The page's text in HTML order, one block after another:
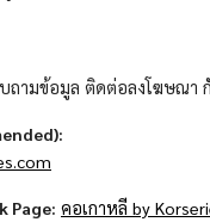
ถามข้อมูล ติดต่อลงโฆษณา
Page: คอเกาหลี by